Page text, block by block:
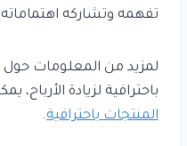
تفهمه وتشاركه
لمزيد من المعلومات
باحترافية لزيادة الأرباح،
المنتجات باحترافية.